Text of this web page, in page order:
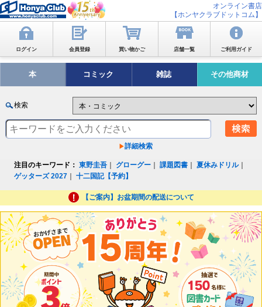
オンライン書店
【ホンヤクラブドットコム】
ログイン 会員登録 買い物かご 店舗一覧 ご利用ガイド
本 コミック 雑誌 その他商材
検索
詳細検索
注目のキーワード： 東野圭吾 グローグー ｜課題図書 ｜夏休みドリル｜
ゲッターズ 2027 ｜十二国記【予約】
【ご案内】お盆期間の配送について